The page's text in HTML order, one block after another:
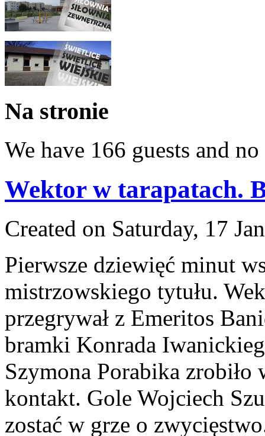
Na stronie
We have 166 guests and
Wektor w tarapatach.
Created on Saturday, 17
Pierwsze dziewięć minut
mistrzowskiego tytułu.
przegrywał z Emeritos
bramki Konrada
Szymona Porabika
kontakt. Gole Wojciech
zostać w grze o